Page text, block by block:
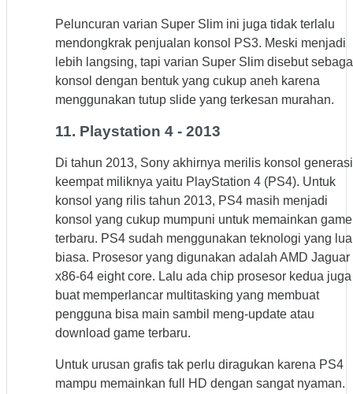
Peluncuran varian Super Slim ini juga tidak terlalu
mendongkrak penjualan konsol PS3. Meski menjadi
lebih langsing, tapi varian Super Slim disebut
konsol dengan bentuk yang cukup aneh karena
menggunakan tutup slide yang terkesan murahan.
11. Playstation 4 - 2013
Di tahun 2013, Sony akhirnya merilis konsol generasi
keempat miliknya yaitu PlayStation 4 (PS4). Untuk
konsol yang rilis tahun 2013, PS4 masih menjadi
konsol yang cukup mumpuni untuk memainkan game
terbaru. PS4 sudah menggunakan teknologi yang
biasa. Prosesor yang digunakan adalah AMD Jaguar
x86-64 eight core. Lalu ada chip prosesor kedua juga
buat memperlancar multitasking yang membuat
pengguna bisa main sambil meng-update atau
download game terbaru.
Untuk urusan grafis tak perlu diragukan karena PS4
mampu memainkan full HD dengan sangat nyaman.